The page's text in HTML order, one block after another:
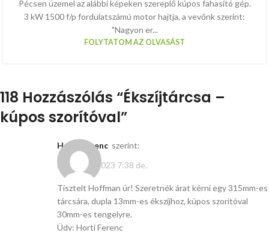
Pécsen üzemel az alábbi képeken szereplő kúpos fahasító gép.
3 kW 1500 f/p fordulatszámú motor hajtja, a vevőnk szerint:
"Nagyon er...
FOLYTATOM AZ OLVASÁST
118 Hozzászólás “Ékszíjtárcsa –
kúpos szorítóval”
Horti Ferenc szerint:
március 5, 2023 7:38 de.
Tisztelt Hoffman úr! Szeretnék árat kérni egy 315mm-es
tárcsára, dupla 13mm-es ékszíjhoz, kúpos szorítóval
30mm-es tengelyre.
Üdv: Horti Ferenc